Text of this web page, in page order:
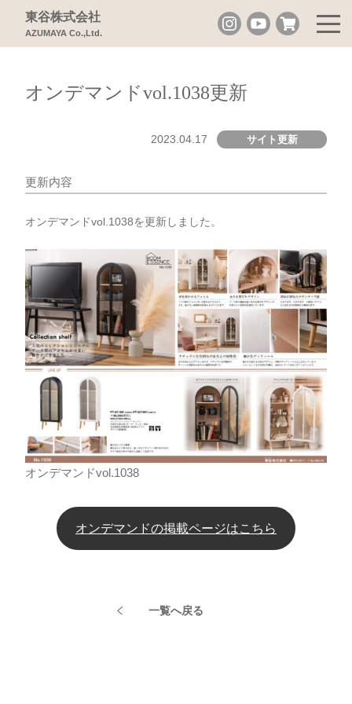
東谷株式会社
AZUMAYA Co.,Ltd.
オンデマンドvol.1038更新
2023.04.17 サイト更新
更新内容
オンデマンドvol.1038を更新しました。
オンデマンドvol.1038
オンデマンドの掲載ページはこちら
一覧へ戻る